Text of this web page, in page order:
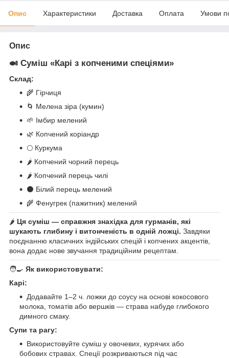
Опис Характеристики Доставка Оплата Умови
Опис
🍛 Суміш «Карі з копченими спеціями»
Склад:
🌾 Гірчиця
🌀 Мелена зіра (кумин)
🌱 Імбир мелений
🌿 Копчений коріандр
🌕 Куркума
🌶️ Копчений чорний перець
🌶️ Копчений перець чилі
⚫ Білий перець мелений
🌾 Фенугрек (пажитник) мелений
🌶️ Ця суміш — справжня знахідка для гурманів, які
шукають глибину і витонченість в одній ложці. Завдяки
поєднанню класичних індійських спецій і копчених акцентів,
вона додає нове звучання традиційним рецептам.
🧑‍🍳 Як використовувати:
Карі:
Додавайте 1–2 ч. ложки до соусу на основі кокосового
молока, томатів або вершків — страва набуде глибокого
димного смаку.
Супи та рагу:
Використовуйте суміш у овочевих, курячих або
бобових стравах. Спеції розкриваються під час